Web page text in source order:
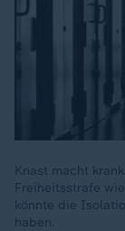
Knast macht
Freiheitsstrafe
könnte die
haben.